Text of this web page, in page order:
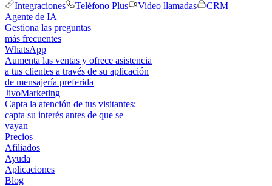
Integraciones
Teléfono Plus Video llamadas
CRM
Agente de IA
Gestiona las preguntas
más frecuentes
WhatsApp
Aumenta las ventas y ofrece asistencia
a tus clientes a través de su aplicación
de mensajería preferida
JivoMarketing
Capta la atención de tus visitantes:
capta su interés antes de que se
vayan
Precios
Afiliados
Ayuda
Aplicaciones
Blog